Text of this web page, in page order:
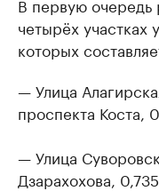
четырёх участках
которых
— Улица
проспекта Коста,
— Улица
Дзарахохова,